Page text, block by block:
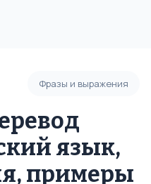
Фразы и выражения
язык,
примеры